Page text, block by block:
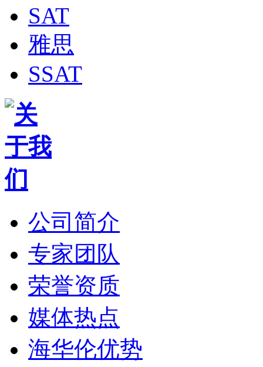
SAT
雅思
SSAT
公司简介
专家团队
荣誉资质
媒体热点
海华伦优势